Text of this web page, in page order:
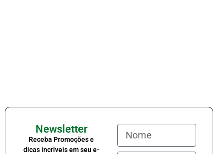
Newsletter
Receba Promoções e
dicas incríveis em seu e-